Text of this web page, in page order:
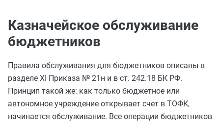
Казначейское обслуживание
бюджетников
Правила обслуживания для бюджетников описаны в
разделе XI Приказа № 21н и в ст. 242.18 БК РФ.
Принцип такой же: как только бюджетное или
автономное учреждение открывает счет в ТОФК,
начинается обслуживание. Все операции бюджетников